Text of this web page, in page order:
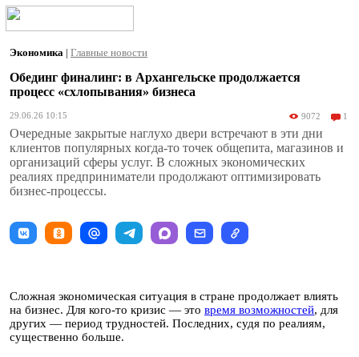
Экономика | Главные новости
Обединг финалинг: в Архангельске продолжается
процесс «схлопывания» бизнеса
29.06.26 10:15 9072 1
Очередные закрытые наглухо двери встречают в эти дни
клиентов популярных когда-то точек общепита, магазинов и
организаций сферы услуг. В сложных экономических
реалиях предприниматели продолжают оптимизировать
бизнес-процессы.
Сложная экономическая ситуация в стране продолжает влиять
на бизнес. Для кого-то кризис — это время возможностей, для
других — период трудностей. Последних, судя по реалиям,
существенно больше.